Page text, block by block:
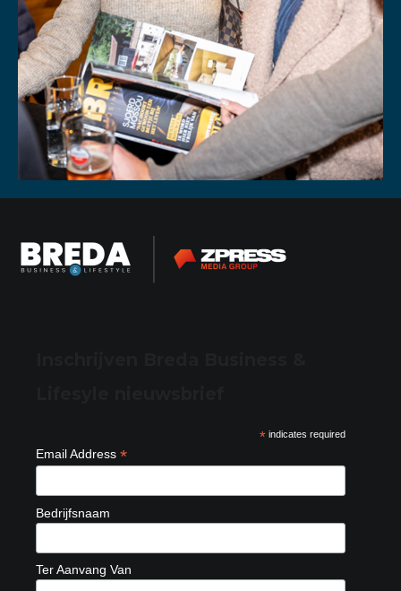
*indicates required
Email Address *
Bedrijfsnaam
Ter Aanvang Van